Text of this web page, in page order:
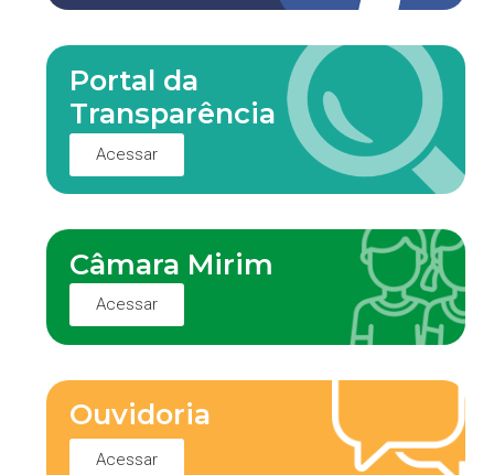
Portal da
Transparência
Acessar
Câmara Mirim
Acessar
Ouvidoria
Acessar